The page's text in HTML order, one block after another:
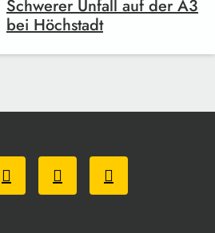
Schwerer Unfall auf der A3
bei Höchstadt